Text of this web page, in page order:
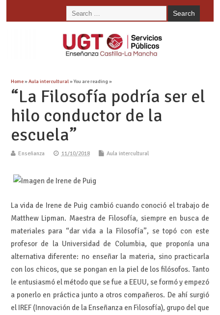
Home»Aula intercultural» You are reading »
“La Filosofía podría ser el
hilo conductor de la
escuela”
Enseñanza 11/10/2018 Aula intercultural
La vida de Irene de Puig cambió cuando conoció el trabajo de
Matthew Lipman. Maestra de Filosofía, siempre en busca de
materiales para “dar vida a la Filosofía”, se topó con este
profesor de la Universidad de Columbia, que proponía una
alternativa diferente: no enseñar la materia, sino practicarla
con los chicos, que se pongan en la piel de los filósofos. Tanto
le entusiasmó el método que se fue a EEUU, se formó y empezó
a ponerlo en práctica junto a otros compañeros. De ahí surgió
el IREF (Innovación de la Enseñanza en Filosofía), grupo del que